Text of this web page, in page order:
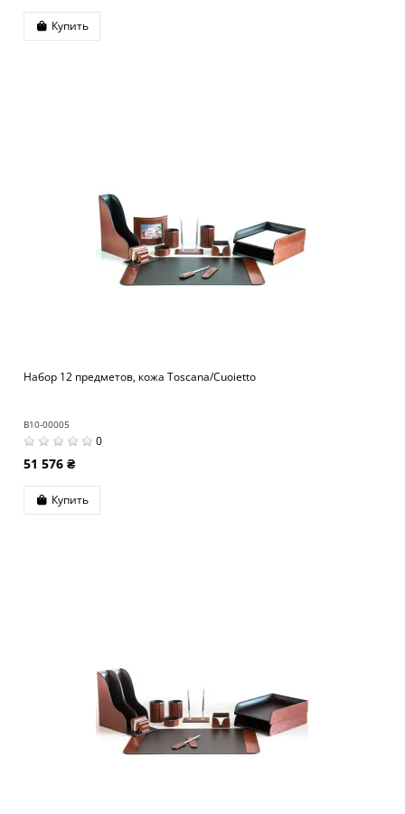
Купить
Набор 12 предметов, кожа Toscana/Cuoietto
B10-00005
0
51 576 ₴
Купить